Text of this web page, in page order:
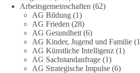
Die Energiewende ist bisher kein Erfolg,
ineffizientes Unterfangen. Dies belegt eine
NZZ, wonach die Energiewende den
sondern teurer gemacht hat.
Quelle:
https://www.nzz.ch/der-andere-
energiewende-warum-deutschland-trotz-
Arbeitsgemeinschaften (62)
AG Bildung (1)
AG Frieden (28)
AG Gesundheit (6)
AG Kinder, Jugend und Familie
AG Künstliche Intelligenz (1)
AG Sachstandanfrage (1)
AG Strategische Impulse (6)